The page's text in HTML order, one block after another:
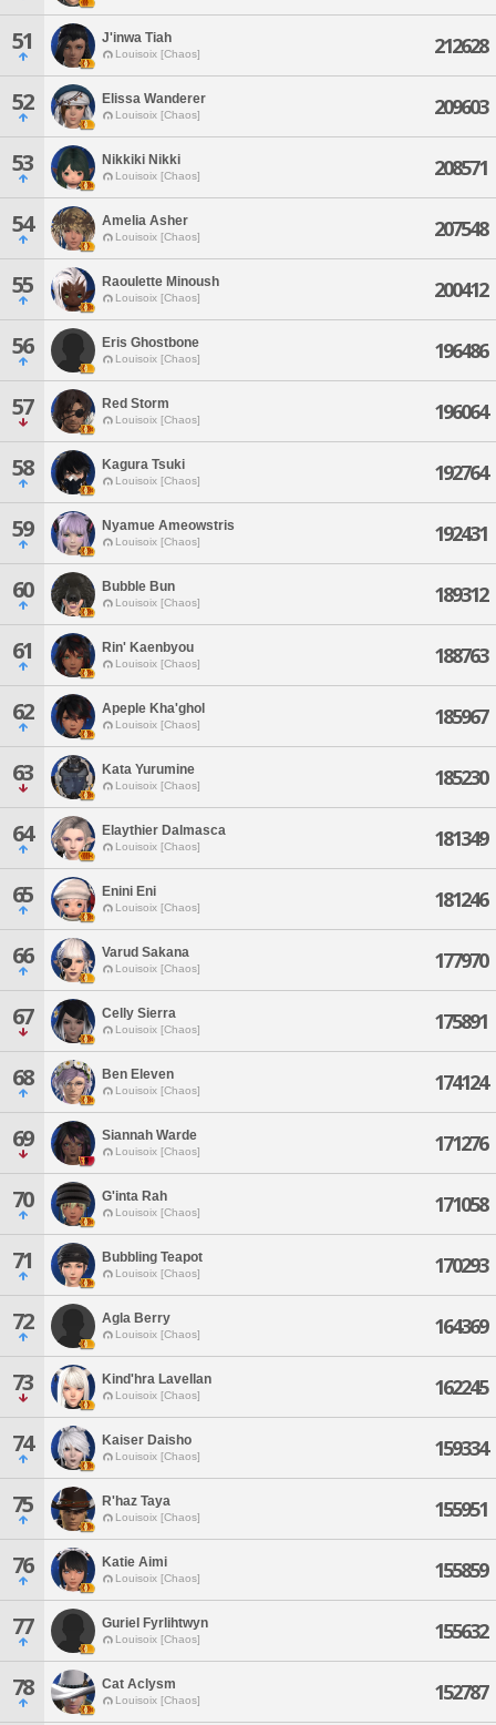
51 J'inwa Tiah
Louisoix [Chaos] 212628
52 Elissa Wanderer
Louisoix [Chaos] 209603
53 Nikkiki Nikki
Louisoix [Chaos] 208571
54 Amelia Asher
Louisoix [Chaos] 207548
55 Raoulette Minoush
Louisoix [Chaos] 200412
56 Eris Ghostbone
Louisoix [Chaos] 196486
57 Red Storm
Louisoix [Chaos] 196064
58 Kagura Tsuki
Louisoix [Chaos] 192764
59 Nyamue Ameowstris
Louisoix [Chaos] 192431
60 Bubble Bun
Louisoix [Chaos] 189312
61 Rin' Kaenbyou
Louisoix [Chaos] 188763
62 Apeple Kha'ghol
Louisoix [Chaos] 185967
63 Kata Yurumine
Louisoix [Chaos] 185230
64 Elaythier Dalmasca
Louisoix [Chaos] 181349
65 Enini Eni
Louisoix [Chaos] 181246
66 Varud Sakana
Louisoix [Chaos] 177970
67 Celly Sierra
Louisoix [Chaos] 175891
68 Ben Eleven
Louisoix [Chaos] 174124
69 Siannah Warde
Louisoix [Chaos] 171276
70 G'inta Rah
Louisoix [Chaos] 171058
71 Bubbling Teapot
Louisoix [Chaos] 170293
72 Agla Berry
Louisoix [Chaos] 164369
73 Kind'hra Lavellan
Louisoix [Chaos] 162245
74 Kaiser Daisho
Louisoix [Chaos] 159334
75 R'haz Taya
Louisoix [Chaos] 155951
76 Katie Aimi
Louisoix [Chaos] 155859
77 Guriel Fyrlihtwyn
Louisoix [Chaos] 155632
78 Cat Aclysm
Louisoix [Chaos] 152787